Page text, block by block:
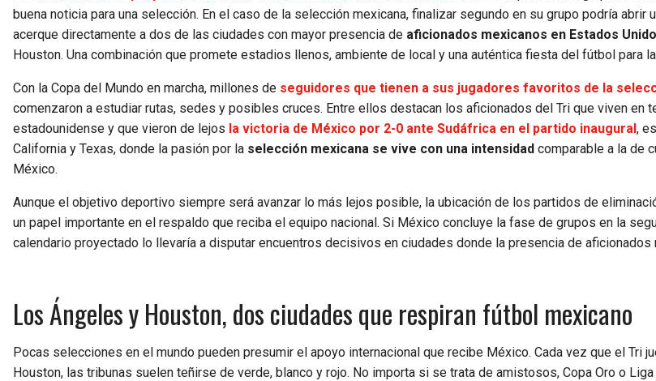
buena noticia para una selección. En el caso de la selección mexicana, finalizar segundo en su grupo podría abrir
acerque directamente a dos de las ciudades con mayor presencia de aficionados mexicanos en Estados
Houston. Una combinación que promete estadios llenos, ambiente de local y una auténtica fiesta del fútbol para
Con la Copa del Mundo en marcha, millones de seguidores que tienen a sus jugadores favoritos de la
comenzaron a estudiar rutas, sedes y posibles cruces. Entre ellos destacan los aficionados del Tri que viven en
estadounidense y que vieron de lejos la victoria de México por 2-0 ante Sudáfrica en el partido inaugural,
California y Texas, donde la pasión por la selección mexicana se vive con una intensidad comparable a la de
México.
Aunque el objetivo deportivo siempre será avanzar lo más lejos posible, la ubicación de los partidos de
un papel importante en el respaldo que reciba el equipo nacional. Si México concluye la fase de grupos en la
calendario proyectado lo llevaría a disputar encuentros decisivos en ciudades donde la presencia de aficionados
Los Ángeles y Houston, dos ciudades que respiran fútbol mexicano
Pocas selecciones en el mundo pueden presumir el apoyo internacional que recibe México. Cada vez que el Tri
Houston, las tribunas suelen teñirse de verde, blanco y rojo. No importa si se trata de amistosos, Copa Oro o